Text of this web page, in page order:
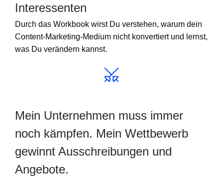
Interessenten
Durch das Workbook wirst Du verstehen, warum dein
Content-Marketing-Medium nicht konvertiert und lernst,
was Du verändern kannst.
Mein Unternehmen muss immer
noch kämpfen. Mein Wettbewerb
gewinnt Ausschreibungen und
Angebote.